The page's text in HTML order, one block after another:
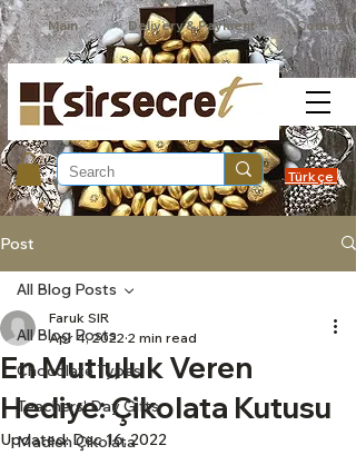
Main Delivery & Payment Contact
Türkçe
Post
All Blog Posts
Chocolate Types
Teachers' Day Gifts
Madlen Çikolata
All Blog Posts
En Mutluluk Veren
Hediye: Çikolata Kutusu
Faruk SIR
Apr 4, 2022 2 min read
Updated:Dec 16, 2022